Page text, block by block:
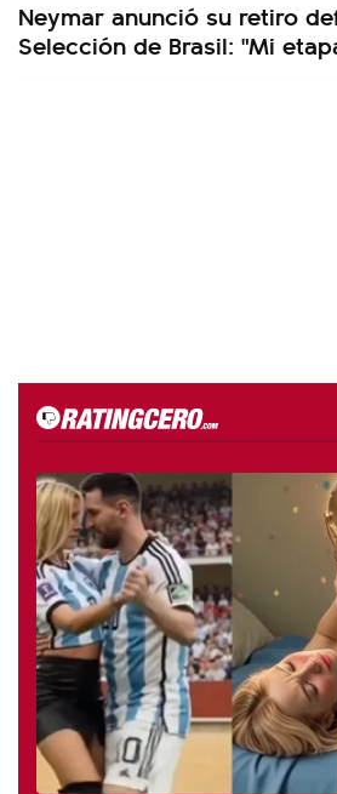
Neymar anunció su retiro
Selección de Brasil: "Mi